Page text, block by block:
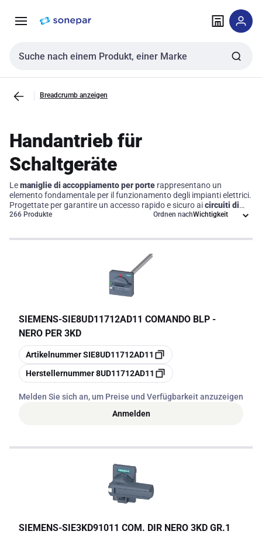
NavigationInhalt
Sucheingabe
Breadcrumb anzeigen
Handantrieb für
Schaltgeräte
Lemaniglie di accoppiamento per porte rappresentano un
elemento fondamentale per il funzionamento degli impianti elettrici.
Progettate per garantire un accesso rapido e sicuro aicircuiti di
manovra, queste maniglie facilitano il controllo delle
266 Produkte Ordnen nach
SIEMENS-SIE8UD11712AD11 COMANDO BLP -
NERO PER 3KD
Kopieren
ArtikelnummerSIE8UD11712AD11
Kopieren
Herstellernummer8UD11712AD11
Melden Sie sich an, um Preise und Verfügbarkeit anzuzeigen
Anmelden
SIEMENS-SIE3KD91011 COM. DIR NERO 3KD GR.1